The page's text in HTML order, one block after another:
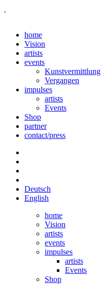
home
Vision
artists
events
Kunstvermittlung
Vergangen
impulses
artists
Events
Shop
partner
contact/press
Deutsch
English
home
Vision
artists
events
impulses
artists
Events
Shop